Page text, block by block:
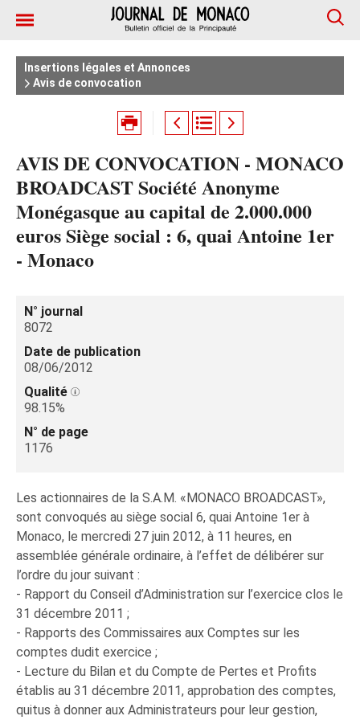
Insertions légales et Annonces
Avis de convocation
AVIS DE CONVOCATION - MONACO
BROADCAST Société Anonyme
Monégasque au capital de 2.000.000
euros Siège social : 6, quai Antoine 1er
- Monaco
N° journal
8072
Date de publication
08/06/2012
Qualité
98.15%
N° de page
1176
Les actionnaires de la S.A.M. «MONACO BROADCAST»,
sont convoqués au siège social 6, quai Antoine 1er à
Monaco, le mercredi 27 juin 2012, à 11 heures, en
assemblée générale ordinaire, à l’effet de délibérer sur
l’ordre du jour suivant :
- Rapport du Conseil d’Administration sur l’exercice clos le
31 décembre 2011 ;
- Rapports des Commissaires aux Comptes sur les
comptes dudit exercice ;
- Lecture du Bilan et du Compte de Pertes et Profits
établis au 31 décembre 2011, approbation des comptes,
quitus à donner aux Administrateurs pour leur gestion,